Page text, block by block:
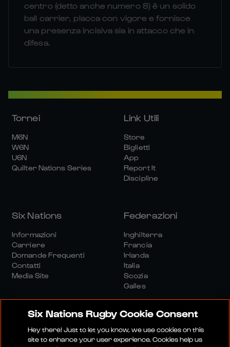
centro (detto anche numero 8) è un solido
ball carrier, placca con vigore e fornisce
una presenza incisiva sia in attacco che in
difesa.
Tornei
M6N
W6N
U6N
Quilter Nations Series
Link Utili
Store
Biglietti
App
Report It
Discipline
Six Nations
Informazioni
Carriere
Domande Frequenti
Contatti
Media Site
Federazioni
Inghilterra
Francia
Irlanda
Italia
Scozia
Galles
Six Nations Rugby Cookie Consent
Hey there! Just to let you know, we use cookies on this
site to enhance your user experience. Cookies help us